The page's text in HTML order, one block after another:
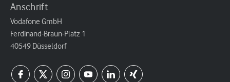
Anschrift
Vodafone GmbH
Ferdinand-Braun-Platz 1
40549 Düsseldorf